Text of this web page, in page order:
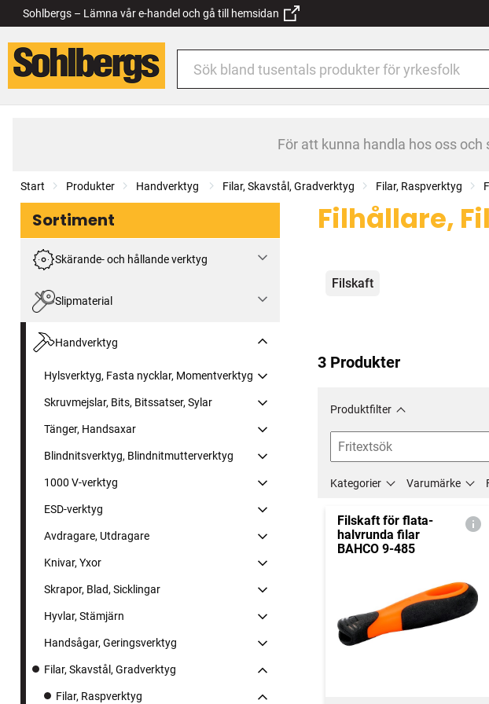
Sohlbergs – Lämna vår e-handel och gå till hemsidan
För att kunna handla hos oss och
Start Produkter Handverktyg Filar, Skavstål, Gradverktyg Filar, Raspverktyg
Sortiment
Skärande- och hållande verktyg
Slipmaterial
Handverktyg
Hylsverktyg, Fasta nycklar, Momentverktyg
Skruvmejslar, Bits, Bitssatser, Sylar
Tänger, Handsaxar
Blindnitsverktyg, Blindnitmutterverktyg
1000 V-verktyg
ESD-verktyg
Avdragare, Utdragare
Knivar, Yxor
Skrapor, Blad, Sicklingar
Hyvlar, Stämjärn
Handsågar, Geringsverktyg
Filar, Skavstål, Gradverktyg
Filar, Raspverktyg
Filhållare,
Kategorier
Filskaft
3 Produkter
Produktfilter
Kategorier Varumärke
Filskaft för flata-
halvrunda filar
BAHCO 9-485